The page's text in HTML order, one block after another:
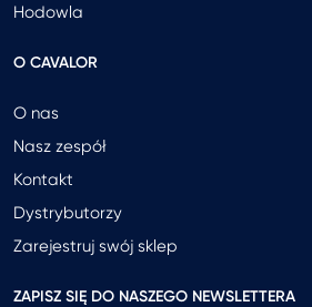
Hodowla
O CAVALOR
O nas
Nasz zespół
Kontakt
Dystrybutorzy
Zarejestruj swój sklep
ZAPISZ SIĘ DO NASZEGO NEWSLETTERA